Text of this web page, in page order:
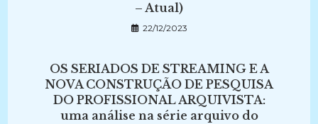
– Atual)
22/12/2023
OS SERIADOS DE STREAMING E A
NOVA CONSTRUÇÃO DE PESQUISA
DO PROFISSIONAL ARQUIVISTA:
uma análise na série arquivo do